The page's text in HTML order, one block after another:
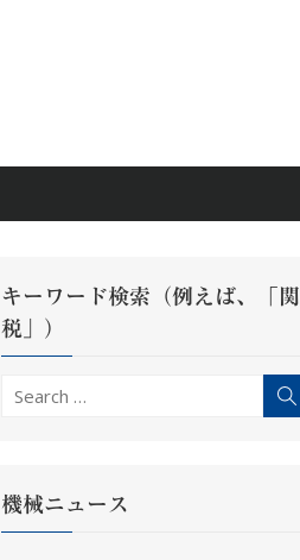
キーワード検索（例えば、「関
税」）
Search
機械ニュース